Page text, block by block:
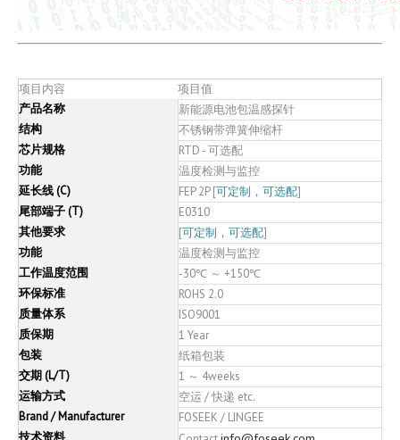
项目内容
项目值
产品名称
新能源电池包温感探针
结构
不锈钢带弹簧伸缩杆
芯片规格
RTD - 可选配
功能
温度检测与监控
延长线 (C)
FEP 2P [可定制，可选配]
尾部端子 (T)
E0310
其他要求
[可定制，可选配]
功能
温度检测与监控
工作温度范围
-30℃ ～ +150℃
环保标准
ROHS 2.0
质量体系
ISO9001
质保期
1 Year
包装
纸箱包装
交期 (L/T)
1 ～ 4weeks
运输方式
空运 / 快递 etc.
Brand / Manufacturer
FOSEEK / LINGEE
技术资料